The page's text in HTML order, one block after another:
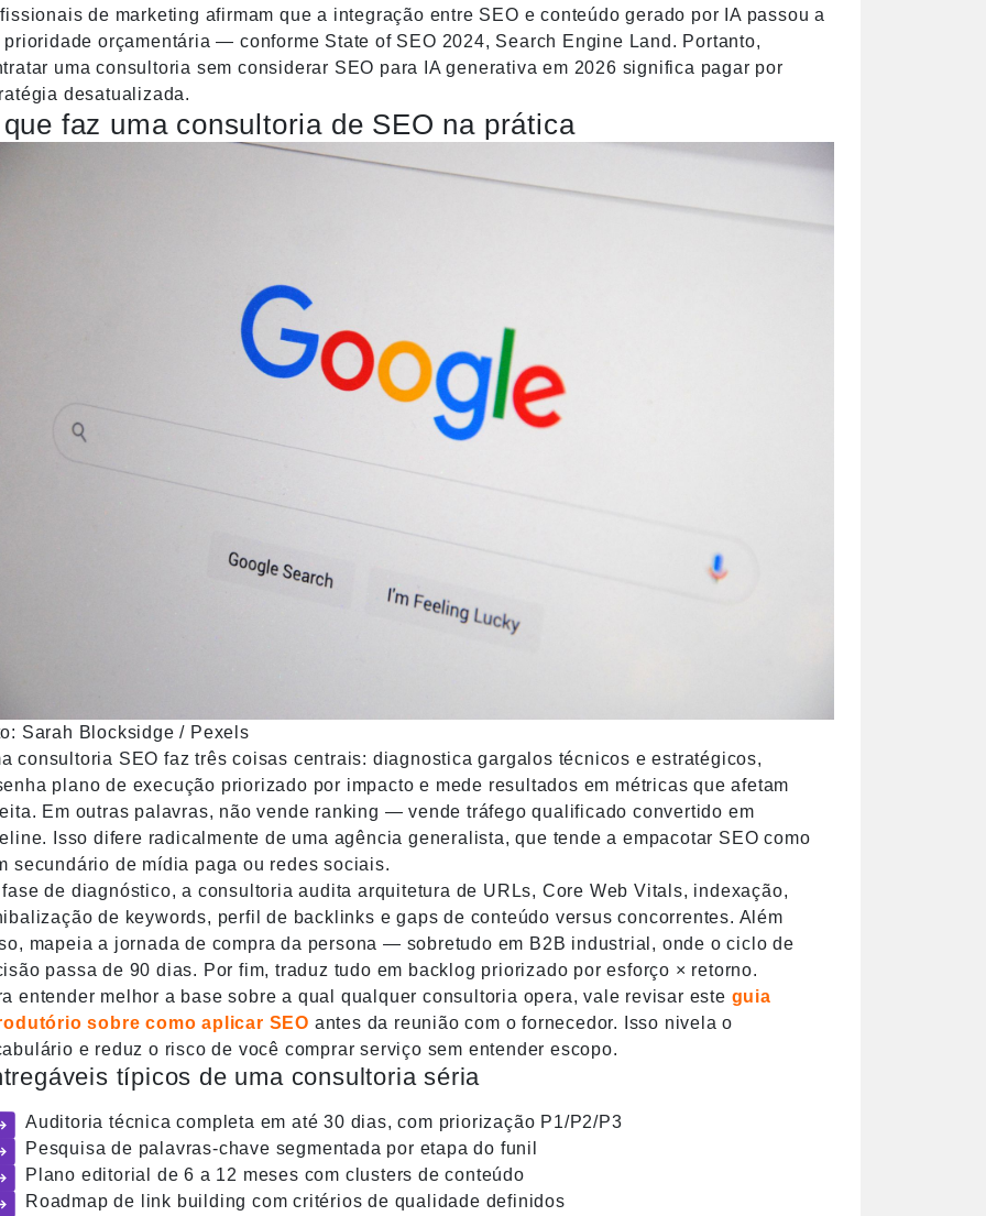
de marketing afirmam que a integração entre SEO e conteúdo gerado por IA passou a
prioridade orçamentária — conforme State of SEO 2024, Search Engine Land . Portanto,
uma consultoria sem considerar SEO para IA generativa em 2026 significa pagar por
desatualizada.
faz uma consultoria de SEO na prática
Sarah Blocksidge / Pexels
consultoria SEO faz três coisas centrais: diagnostica gargalos técnicos e estratégicos,
plano de execução priorizado por impacto e mede resultados em métricas que afetam
Em outras palavras, não vende ranking — vende tráfego qualificado convertido em
Isso difere radicalmente de uma agência generalista, que tende a empacotar SEO como
secundário de mídia paga ou redes sociais.
fase de diagnóstico, a consultoria audita arquitetura de URLs, Core Web Vitals, indexação,
de keywords, perfil de backlinks e gaps de conteúdo versus concorrentes. Além
mapeia a jornada de compra da persona — sobretudo em B2B industrial, onde o ciclo de
passa de 90 dias. Por fim, traduz tudo em backlog priorizado por esforço × retorno.
entender melhor a base sobre a qual qualquer consultoria opera, vale revisar este guia
sobre como aplicar SEO antes da reunião com o fornecedor. Isso nivela o
e reduz o risco de você comprar serviço sem entender escopo.
típicos de uma consultoria séria
Auditoria técnica completa em até 30 dias, com priorização P1/P2/P3
Pesquisa de palavras-chave segmentada por etapa do funil
Plano editorial de 6 a 12 meses com clusters de conteúdo
Roadmap de link building com critérios de qualidade definidos